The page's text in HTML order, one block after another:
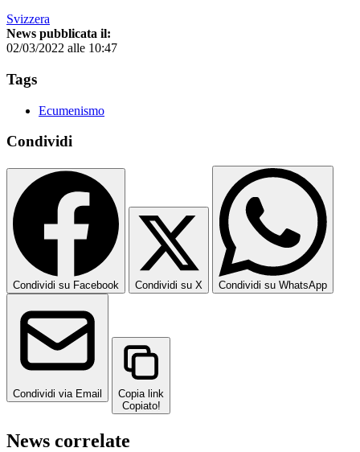
Svizzera
News pubblicata il:
02/03/2022 alle 10:47
Tags
Ecumenismo
Condividi
Condividi su Facebook Condividi su X Condividi su WhatsApp
Condividi via Email
Copia link
Copiato!
News correlate